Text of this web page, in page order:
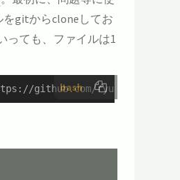
をgitからcloneしてお
っても、ファイルは1
bash
github.com/ryuichiueda/